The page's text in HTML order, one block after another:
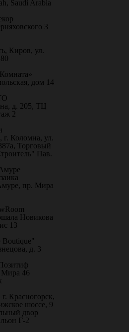
Saudi Arabia
3
Киров, ул.
дом 14
д. 205, ТЦ
2
г. Коломна, ул.
Торговый
Пав.
пр. Мира
Новикова
13
Boutique"
д. 3
Мира 46
Красногорск,
шоссе, 9
двор
Г-2